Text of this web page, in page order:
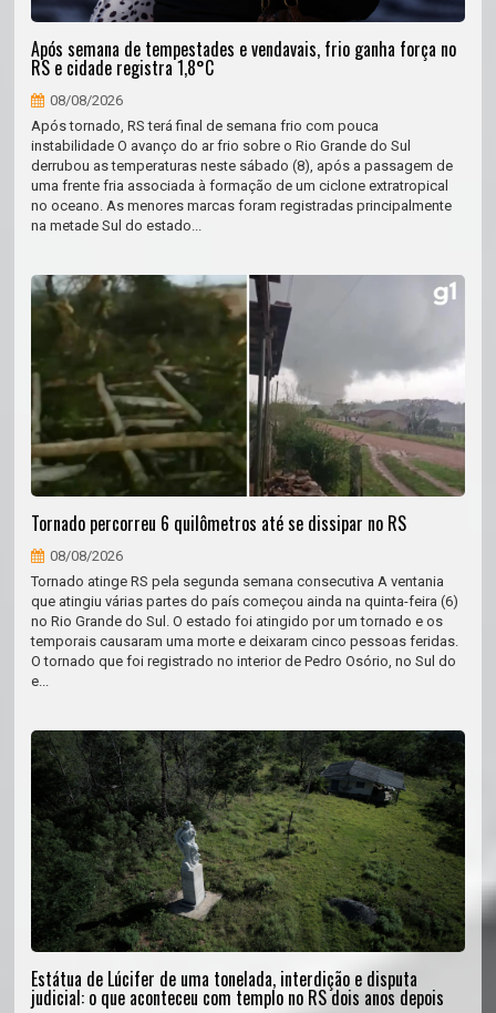
Após semana de tempestades e vendavais, frio ganha força no
RS e cidade registra 1,8°C
08/08/2026
Após tornado, RS terá final de semana frio com pouca
instabilidade O avanço do ar frio sobre o Rio Grande do Sul
derrubou as temperaturas neste sábado (8), após a passagem de
uma frente fria associada à formação de um ciclone extratropical
no oceano. As menores marcas foram registradas principalmente
na metade Sul do estado...
Tornado percorreu 6 quilômetros até se dissipar no RS
08/08/2026
Tornado atinge RS pela segunda semana consecutiva A ventania
que atingiu várias partes do país começou ainda na quinta-feira (6)
no Rio Grande do Sul. O estado foi atingido por um tornado e os
temporais causaram uma morte e deixaram cinco pessoas feridas.
O tornado que foi registrado no interior de Pedro Osório, no Sul do
e...
Estátua de Lúcifer de uma tonelada, interdição e disputa
judicial: o que aconteceu com templo no RS dois anos depois